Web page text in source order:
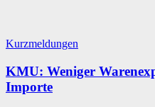
Kurzmeldungen
KMU: Weniger
Importe